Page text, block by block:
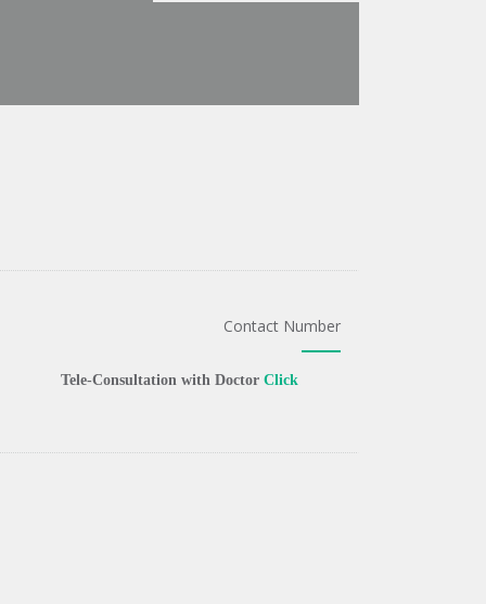
Contact Number
Tele-Consultation with Doctor Click